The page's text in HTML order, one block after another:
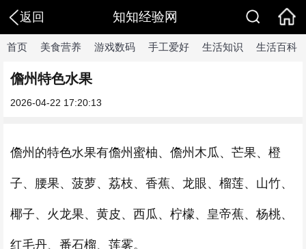
返回 知知经验网
首页 美食营养 游戏数码 手工爱好 生活知识 生活百科
儋州特色水果
2026-04-22 17:20:13
儋州的特色水果有儋州蜜柚、儋州木瓜、芒果、橙
子、腰果、菠萝、荔枝、香蕉、龙眼、榴莲、山竹、
椰子、火龙果、黄皮、西瓜、柠檬、皇帝蕉、杨桃、
红毛丹、番石榴、莲雾。